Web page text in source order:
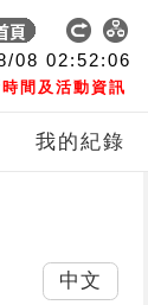
08 02:52:06
間及活動資訊
我的紀錄